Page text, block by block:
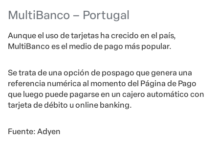
MultiBanco – Portugal
Aunque el uso de tarjetas ha crecido en el país,
MultiBanco es el medio de pago más popular.
Se trata de una opción de pospago que genera una
referencia numérica al momento del Página de Pago
que luego puede pagarse en un cajero automático con
tarjeta de débito u online banking.
Fuente: Adyen